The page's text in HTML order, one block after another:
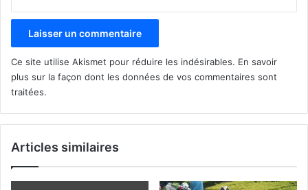
Ce site utilise Akismet pour réduire les indésirables. En savoir
plus sur la façon dont les données de vos commentaires sont
traitées.
Articles similaires